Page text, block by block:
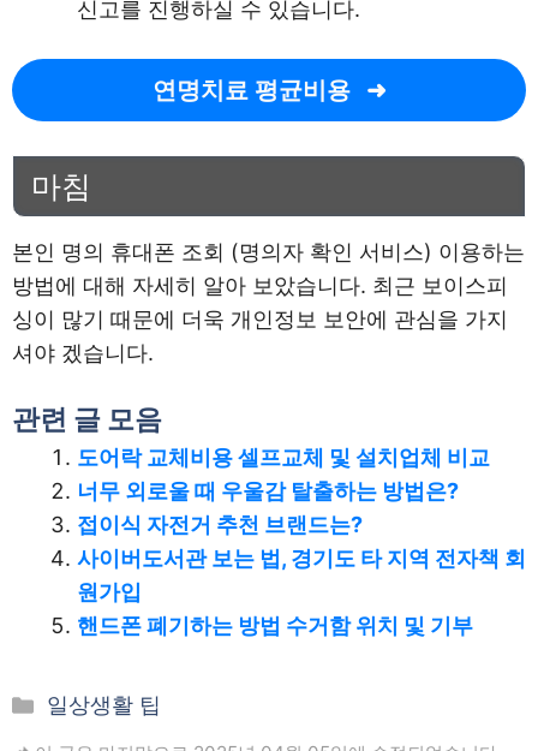
신고를 진행하실 수 있습니다.
연명치료 평균비용
마침
본인 명의 휴대폰 조회 (명의자 확인 서비스) 이용하는
방법에 대해 자세히 알아 보았습니다. 최근 보이스피
싱이 많기 때문에 더욱 개인정보 보안에 관심을 가지
셔야 겠습니다.
관련 글 모음
도어락 교체비용 셀프교체 및 설치업체 비교
너무 외로울 때 우울감 탈출하는 방법은?
접이식 자전거 추천 브랜드는?
사이버도서관 보는 법, 경기도 타 지역 전자책 회
원가입
핸드폰 폐기하는 방법 수거함 위치 및 기부
카
일상생활 팁